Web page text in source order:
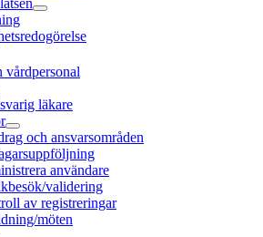
vårdpersonal
läkare
och ansvarsområden
användare
validering
av registreringar
möten